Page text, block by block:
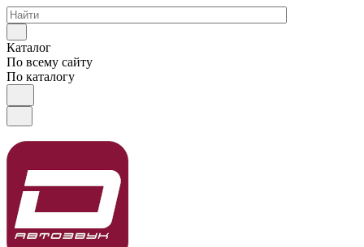
Каталог
По всему сайту
По каталогу